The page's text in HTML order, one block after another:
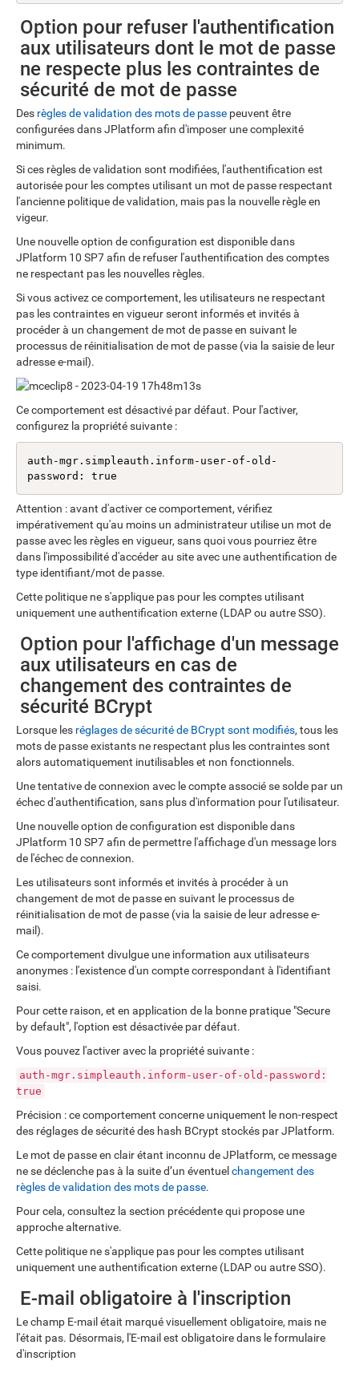
Option pour refuser l'authentification
aux utilisateurs dont le mot de passe
ne respecte plus les contraintes de
sécurité de mot de passe
Des règles de validation des mots de passe peuvent être
configurées dans JPlatform afin d'imposer une complexité
minimum.
Si ces règles de validation sont modifiées, l'authentification est
autorisée pour les comptes utilisant un mot de passe respectant
l'ancienne politique de validation, mais pas la nouvelle règle en
vigeur.
Une nouvelle option de configuration est disponible dans
JPlatform 10 SP7 afin de refuser l'authentification des comptes
ne respectant pas les nouvelles règles.
Si vous activez ce comportement, les utilisateurs ne respectant
pas les contraintes en vigueur seront informés et invités à
procéder à un changement de mot de passe en suivant le
processus de réinitialisation de mot de passe (via la saisie de leur
adresse e-mail).
Ce comportement est désactivé par défaut. Pour l'activer,
configurez la propriété suivante :
auth-mgr.simpleauth.inform-user-of-old-
password: true
Attention : avant d'activer ce comportement, vérifiez
impérativement qu'au moins un administrateur utilise un mot de
passe avec les règles en vigueur, sans quoi vous pourriez être
dans l'impossibilité d'accéder au site avec une authentification de
type identifiant/mot de passe.
Cette politique ne s'applique pas pour les comptes utilisant
uniquement une authentification externe (LDAP ou autre SSO).
Option pour l'affichage d'un message
aux utilisateurs en cas de
changement des contraintes de
sécurité BCrypt
Lorsque les réglages de sécurité de BCrypt sont modifiés, tous les
mots de passe existants ne respectant plus les contraintes sont
alors automatiquement inutilisables et non fonctionnels.
Une tentative de connexion avec le compte associé se solde par un
échec d'authentification, sans plus d'information pour l'utilisateur.
Une nouvelle option de configuration est disponible dans
JPlatform 10 SP7 afin de permettre l'affichage d'un message lors
de l'échec de connexion.
Les utilisateurs sont informés et invités à procéder à un
changement de mot de passe en suivant le processus de
réinitialisation de mot de passe (via la saisie de leur adresse e-
mail).
Ce comportement divulgue une information aux utilisateurs
anonymes : l'existence d'un compte correspondant à l'identifiant
saisi.
Pour cette raison, et en application de la bonne pratique "Secure
by default", l'option est désactivée par défaut.
Vous pouvez l'activer avec la propriété suivante :
auth-mgr.simpleauth.inform-user-of-old-password:
true
Précision : ce comportement concerne uniquement le non-respect
des réglages de sécurité des hash BCrypt stockés par JPlatform.
Le mot de passe en clair étant inconnu de JPlatform, ce message
ne se déclenche pas à la suite d’un éventuelchangement des
règles de validation des mots de passe.
Pour cela, consultez la section précédente qui propose une
approche alternative.
Cette politique ne s'applique pas pour les comptes utilisant
uniquement une authentification externe (LDAP ou autre SSO).
E-mail obligatoire à l'inscription
Le champ E-mail était marqué visuellement obligatoire, mais ne
l'était pas. Désormais, l'E-mail est obligatoire dans le formulaire
d'inscription